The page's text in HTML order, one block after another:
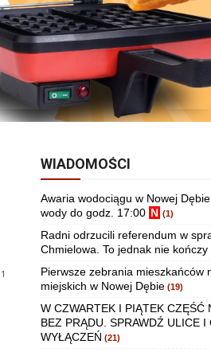
1
WIADOMOŚCI
Awaria wodociągu w Nowej
wody do godz. 17:00 N (1)
Radni odrzucili referendum w
Chmielowa. To jednak nie kończy
Pierwsze zebrania mieszkańców
miejskich w Nowej Dębie (19)
W CZWARTEK I PIĄTEK CZĘŚĆ
BEZ PRĄDU. SPRAWDŹ ULICE I
WYŁĄCZEŃ (21)